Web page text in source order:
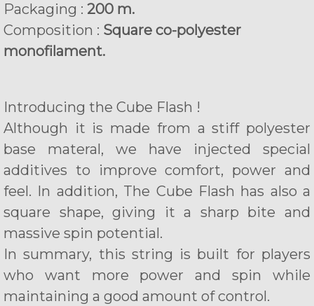
Packaging : 200 m.
Composition : Square co-polyester
monofilament.
Introducing the Cube Flash !
Although it is made from a stiff polyester
base materal, we have injected special
additives to improve comfort, power and
feel. In addition, The Cube Flash has also a
square shape, giving it a sharp bite and
massive spin potential.
In summary, this string is built for players
who want more power and spin while
maintaining a good amount of control.